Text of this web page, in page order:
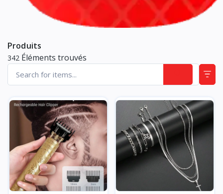
Produits
342 Éléments trouvés